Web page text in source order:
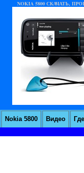
NOKIA 5800 СКАЧАТЬ,
Nokia 5800 Видео